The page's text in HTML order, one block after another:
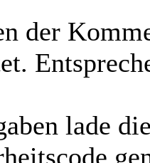
der
lade